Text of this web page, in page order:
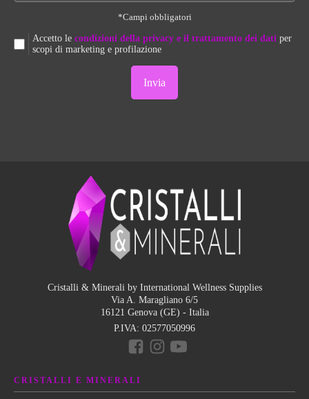
*Campi obbligatori
Accetto le condizioni della privacy e il trattamento dei dati per
scopi di marketing e profilazione
Cristalli & Minerali by International Wellness Supplies
Via A. Maragliano 6/5
16121 Genova (GE) - Italia
P.IVA: 02577050996
CRISTALLI E MINERALI